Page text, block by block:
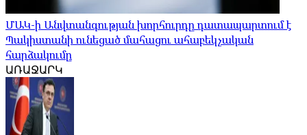
ՄԱԿ-ի Անվտանգության խորհուրդը դատապարտում է
Պակիստանի ունեցած մահացու ահաբեկչական
հարձակումը
ԱՌԱՋԱՐԿ